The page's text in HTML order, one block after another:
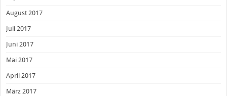
August 2017
Juli 2017
Juni 2017
Mai 2017
April 2017
März 2017